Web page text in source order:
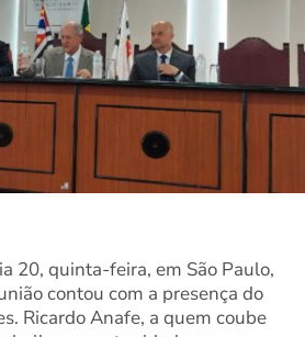
20, quinta-feira, em São Paulo,
contou com a presença do
Ricardo Anafe, a quem coube